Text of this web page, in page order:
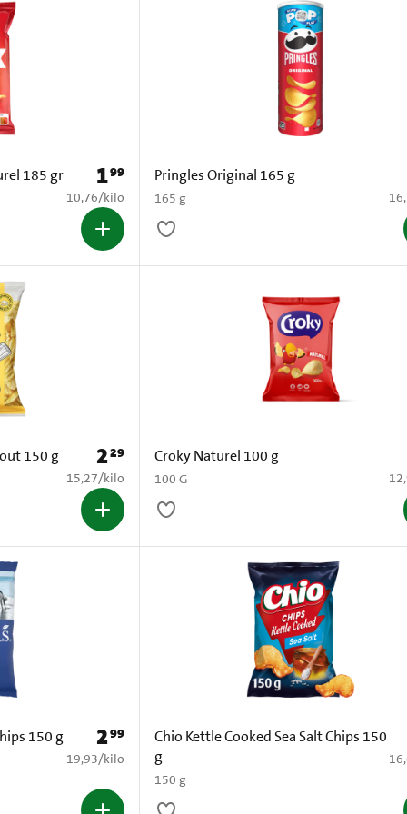
185 gr Prijs: € 1,99
199
€ 10,76 per kilo
10,76/kilo
Pringles Original 165 g
165 g
€
150 g Prijs: € 2,29
229
€ 15,27 per kilo
15,27/kilo
Croky Naturel 100 g
100 G
€
150 g Prijs: € 2,99
299
€ 19,93 per kilo
19,93/kilo
Chio Kettle Cooked Sea Salt Chips 150
g
150 g
€